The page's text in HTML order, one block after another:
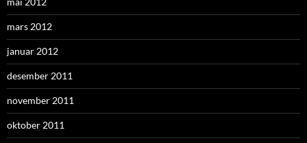
mars 2012
januar 2012
desember 2011
november 2011
oktober 2011